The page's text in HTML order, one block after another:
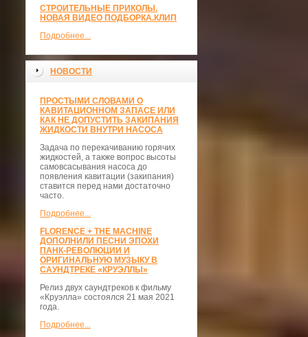
СТРОИТЕЛЬНЫЕ ПРИКОЛЫ.
НОВАЯ ВИДЕО ПОДБОРКА.КЛИП
Подробнее...
НОВОСТИ
ПРОСТЫМИ СЛОВАМИ О
КАВИТАЦИОННОМ ЗАПАСЕ ИЛИ
КАК НЕ ДОПУСТИТЬ ЗАКИПАНИЯ
ЖИДКОСТИ ВНУТРИ НАСОСА
Задача по перекачиванию горячих
жидкостей, а также вопрос высоты
самовсасывания насоса до
появления кавитации (закипания)
ставится перед нами достаточно
часто.
Подробнее...
FLORENCE + THE MACHINE
ДОПОЛНИЛИ ПЕСНИ ЭПОХИ
ПАНК-РЕВОЛЮЦИИ И
ОРИГИНАЛЬНУЮ МУЗЫКУ В
САУНДТРЕКЕ «КРУЭЛЛЫ»
Релиз двух саундтреков к фильму
«Круэлла» состоялся 21 мая 2021
года.
Подробнее...